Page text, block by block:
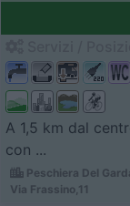
A 1,5 km dal
con ...
Peschiera Del
Via Frassino,11